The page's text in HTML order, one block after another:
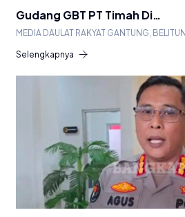
Gudang GBT PT Timah Di…
MEDIA DAULAT RAKYAT GANTUNG,
Selengkapnya